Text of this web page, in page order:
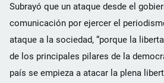
Subrayó que un ataque desde el
comunicación por ejercer el
ataque a la sociedad, “porque la
de los principales pilares de la
país se empieza a atacar la plena